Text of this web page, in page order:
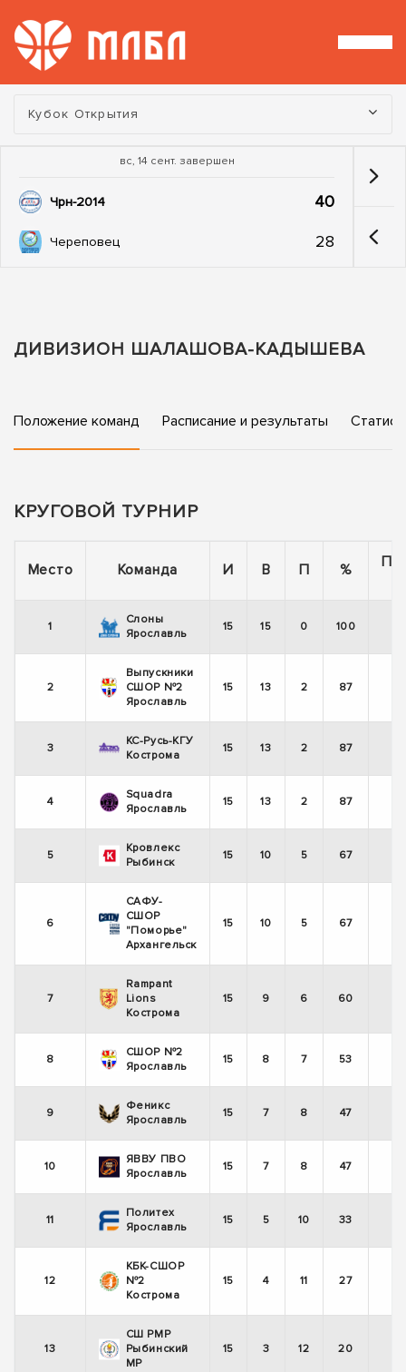
Турнир:
Кубок Открытия
вс, 14 сент. завершен
Чрн-2014 40
Череповец 28
ДИВИЗИОН ШАЛАШОВА-КАДЫШЕВА
Положение команд Расписание и результаты
КРУГОВОЙ ТУРНИР
Место Команда И В П %
1
Слоны
Ярославль
15 15 0 100
2
Выпускники
СШОР №2
Ярославль
15 13 2 87
3
КС-Русь-КГУ
Кострома
15 13 2 87
4
Squadra
Ярославль
15 13 2 87
5
Кровлекс
Рыбинск
15 10 5 67
6
САФУ-
СШОР
"Поморье"
Архангельск
15 10 5 67
7
Rampant
Lions
Кострома
15 9 6 60
8
СШОР №2
Ярославль
15 8 7 53
9
Феникс
Ярославль
15 7 8 47
10
ЯВВУ ПВО
Ярославль
15 7 8 47
11
Политех
Ярославль
15 5 10 33
12
КБК-СШОР
№2
Кострома
15 4 11 27
13
СШ РМР
Рыбинский
МР
15 3 12 20